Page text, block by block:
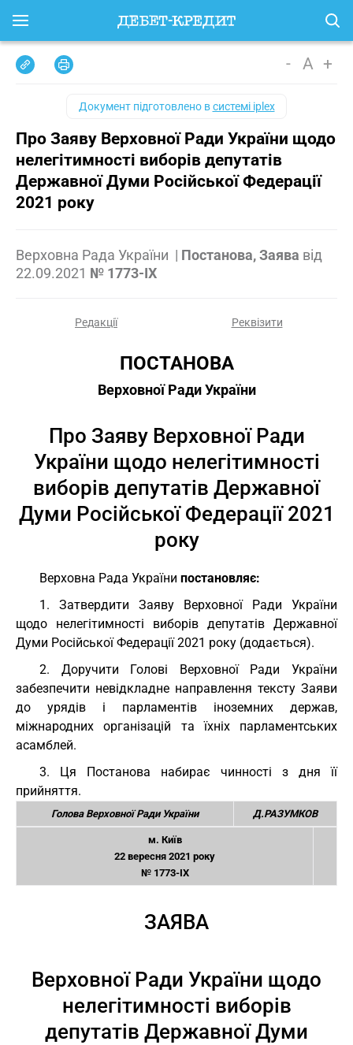
- A +
Документ підготовлено всистемі iplex
Про Заяву Верховної Ради України щодо
нелегітимності виборів депутатів
Державної Думи Російської Федерації
2021 року
Верховна Рада України | Постанова, Заява від
22.09.2021 № 1773-IX
Редакції Реквізити
ПОСТАНОВА
Верховної Ради України
Про Заяву Верховної Ради
України щодо нелегітимності
виборів депутатів Державної
Думи Російської Федерації 2021
року
Верховна Рада України постановляє:
1. Затвердити Заяву Верховної Ради України
щодо нелегітимності виборів депутатів Державної
Думи Російської Федерації 2021 року (додається).
2. Доручити Голові Верховної Ради України
забезпечити невідкладне направлення тексту Заяви
до урядів і парламентів іноземних держав,
міжнародних організацій та їхніх парламентських
асамблей.
3. Ця Постанова набирає чинності з дня її
прийняття.
Голова Верховної Ради України Д.РАЗУМКОВ
м. Київ
22 вересня 2021 року
№ 1773-IX
ЗАЯВА
Верховної Ради України щодо
нелегітимності виборів
депутатів Державної Думи